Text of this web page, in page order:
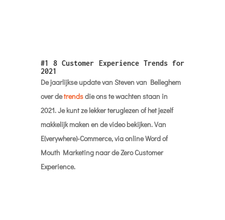
#1 8 Customer Experience Trends for
2021
De jaarlijkse update van Steven van Belleghem
over detrendsdie ons te wachten staan in
2021. Je kunt ze lekker teruglezen of het jezelf
makkelijk maken en de video bekijken. Van
E(verywhere)-Commerce, via online Word of
Mouth Marketing naar de Zero Customer
Experience.